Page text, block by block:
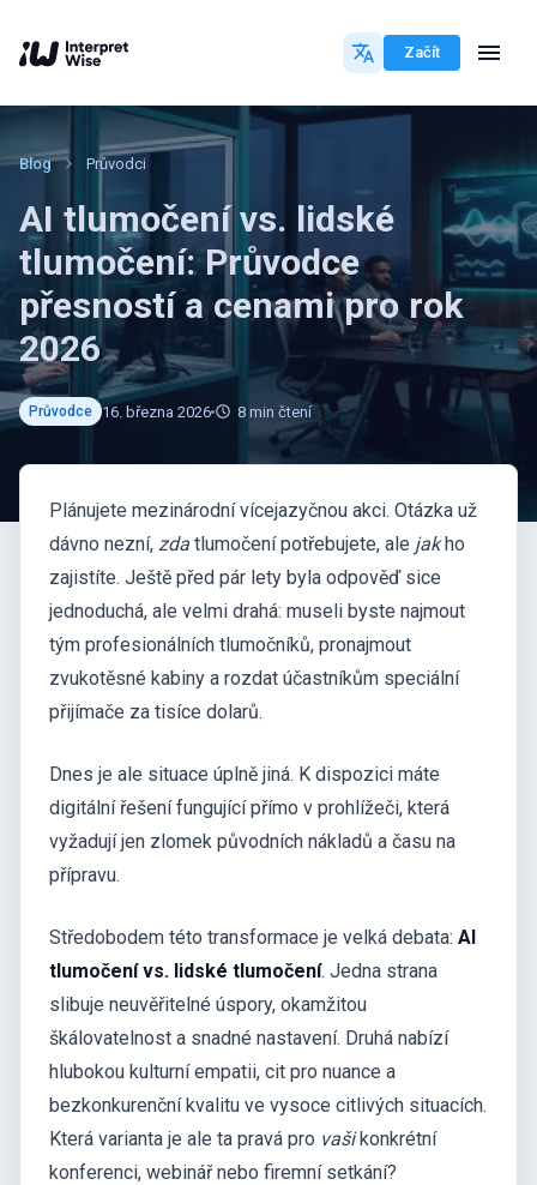
Začít
Blog Průvodci
AI tlumočení vs. lidské
tlumočení: Průvodce
přesností a cenami pro rok
2026
Průvodce 16. března 2026 8 min čtení
Plánujete mezinárodní vícejazyčnou akci. Otázka už
dávno nezní, zda tlumočení potřebujete, ale jakho
zajistíte. Ještě před pár lety byla odpověď sice
jednoduchá, ale velmi drahá: museli byste najmout
tým profesionálních tlumočníků, pronajmout
zvukotěsné kabiny a rozdat účastníkům speciální
přijímače za tisíce dolarů.
Dnes je ale situace úplně jiná. K dispozici máte
digitální řešení fungující přímo v prohlížeči, která
vyžadují jen zlomek původních nákladů a času na
přípravu.
Středobodem této transformace je velká debata: AI
tlumočení vs. lidské tlumočení. Jedna strana
slibuje neuvěřitelné úspory, okamžitou
škálovatelnost a snadné nastavení. Druhá nabízí
hlubokou kulturní empatii, cit pro nuance a
bezkonkurenční kvalitu ve vysoce citlivých situacích.
Která varianta je ale ta pravá pro vašikonkrétní
konferenci, webinář nebo firemní setkání?